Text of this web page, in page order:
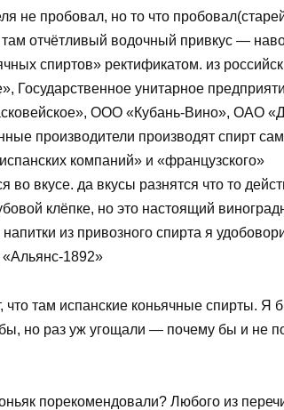
не пробовал, но то что
отчётливый водочный привкус —
спиртов» ректификатом. из
Государственное унитарное
OOO «Кубань-Вино», ОАО
производители производят спирт
компаний» и «французского»
во вкусе. да вкусы разнятся что то
клёпке, но это настоящий
из привозного спирта я
1892»
там испанские коньячные спирты. Я
но раз уж угощали — почему бы и не
порекомендовали? Любого из